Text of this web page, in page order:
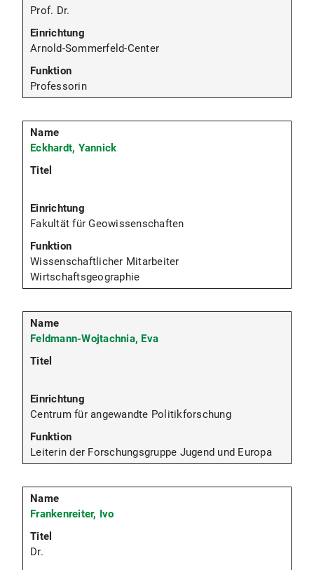
Prof. Dr.
Arnold-Sommerfeld-Center
Professorin
Eckhardt, Yannick
Fakultät für Geowissenschaften
Wissenschaftlicher Mitarbeiter
Wirtschaftsgeographie
Feldmann-Wojtachnia, Eva
Centrum für angewandte Politikforschung
Leiterin der Forschungsgruppe Jugend und Europa
Frankenreiter, Ivo
Dr.